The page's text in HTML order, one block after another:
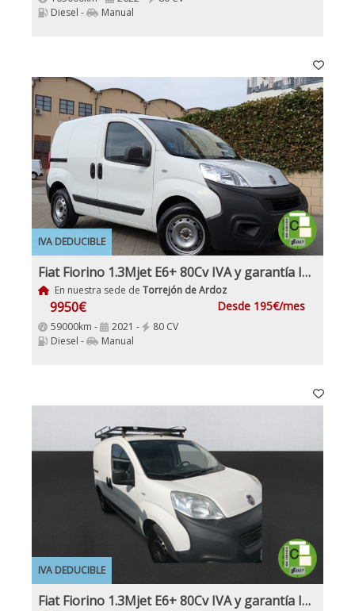
Diesel -
Manual
IVA DEDUCIBLE
Fiat Fiorino 1.3Mjet E6+ 80Cv IVA y garantía Inc Etiqueta C
En nuestra sede de Torrejón de Ardoz
9950€ Desde 195€/mes
59000km - 2021 -
80 CV
Diesel -
Manual
IVA DEDUCIBLE
Fiat Fiorino 1.3Mjet E6+ 80Cv IVA y garantía Incl Etiqueta C